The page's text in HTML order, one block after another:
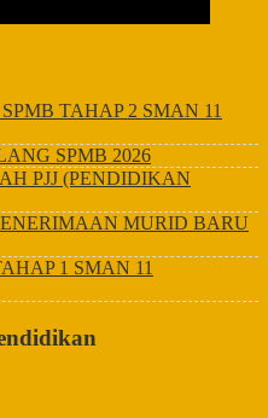
TAHAP 2 SMAN 11
SPMB 2026
PJJ (PENDIDIKAN
MURID BARU
1 SMAN 11